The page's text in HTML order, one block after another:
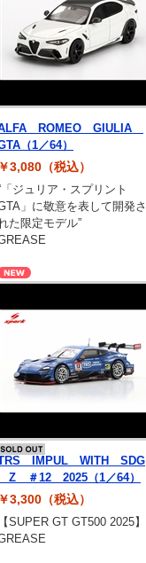
ROMEO GIULIA
（1／64）
￥3,080（税込）
「ジュリア・スプリント
」に敬意を表して開発さ
た限定モデル”
IMPUL WITH SDG
Z ＃12 2025（1／64）
￥3,300（税込）
【SUPER GT GT500 2025】